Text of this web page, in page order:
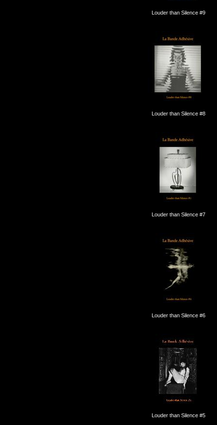
Louder than Silence #9
Louder than Silence #8
Louder than Silence #7
Louder than Silence #6
Louder than Silence #5